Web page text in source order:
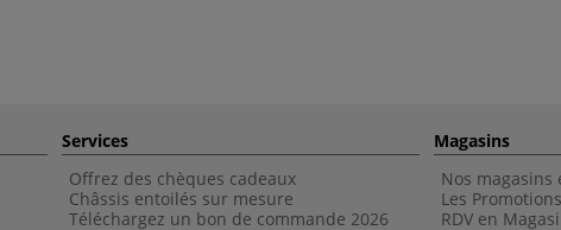
Services
Offrez des chèques cadeaux
Châssis entoilés sur mesure
Téléchargez un bon de commande 2026
Magasins
Nos magasins
Les
RDV en